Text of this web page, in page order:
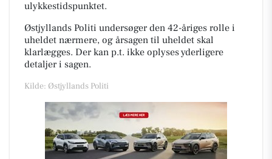
ulykkestidspunktet.
Østjyllands Politi undersøger den 42-åriges rolle i
uheldet nærmere, og årsagen til uheldet skal
klarlægges. Der kan p.t. ikke oplyses yderligere
detaljer i sagen.
Kilde: Østjyllands Politi